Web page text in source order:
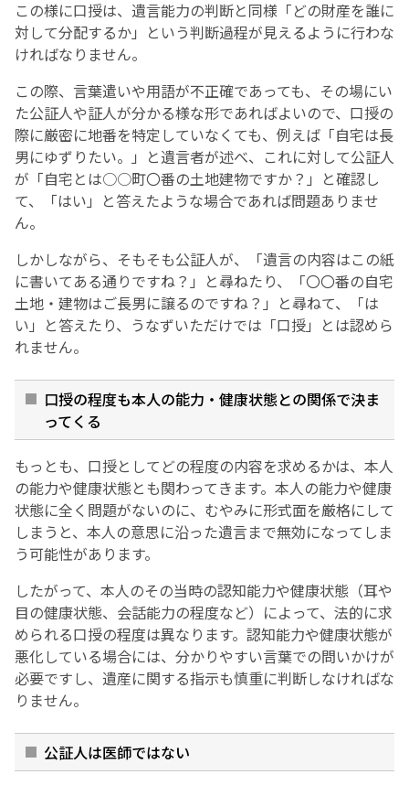
この様に口授は、遺言能力の判断と同様「どの財産を誰に
対して分配するか」という判断過程が見えるように行わな
ければなりません。
この際、言葉遣いや用語が不正確であっても、その場にい
た公証人や証人が分かる様な形であればよいので、口授の
際に厳密に地番を特定していなくても、例えば「自宅は長
男にゆずりたい。」と遺言者が述べ、これに対して公証人
が「自宅とは○○町〇番の土地建物ですか？」と確認し
て、「はい」と答えたような場合であれば問題ありませ
ん。
しかしながら、そもそも公証人が、「遺言の内容はこの紙
に書いてある通りですね？」と尋ねたり、「〇〇番の自宅
土地・建物はご長男に譲るのですね？」と尋ねて、「は
い」と答えたり、うなずいただけでは「口授」とは認めら
れません。
口授の程度も本人の能力・健康状態との関係で決ま
ってくる
もっとも、口授としてどの程度の内容を求めるかは、本人
の能力や健康状態とも関わってきます。本人の能力や健康
状態に全く問題がないのに、むやみに形式面を厳格にして
しまうと、本人の意思に沿った遺言まで無効になってしま
う可能性があります。
したがって、本人のその当時の認知能力や健康状態（耳や
目の健康状態、会話能力の程度など）によって、法的に求
められる口授の程度は異なります。認知能力や健康状態が
悪化している場合には、分かりやすい言葉での問いかけが
必要ですし、遺産に関する指示も慎重に判断しなければな
りません。
公証人は医師ではない